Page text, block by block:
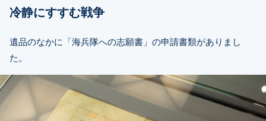
冷静にすすむ戦争
遺品のなかに「海兵隊への志願書」の申請書類がありまし
た。